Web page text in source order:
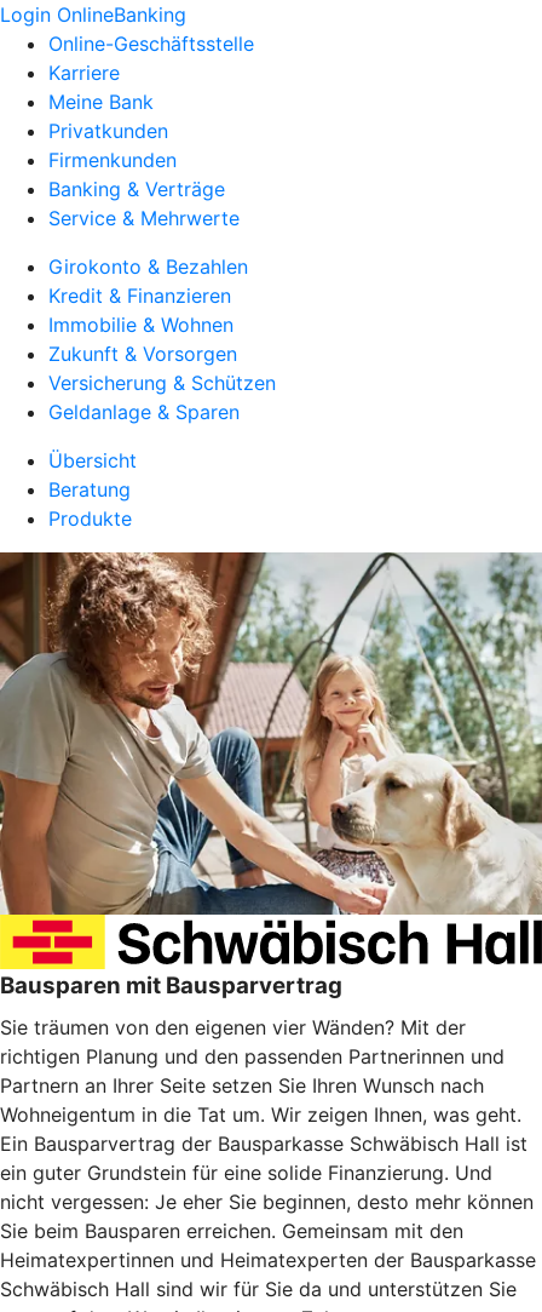
Login OnlineBanking
Online-Geschäftsstelle
Karriere
Meine Bank
Privatkunden
Firmenkunden
Banking & Verträge
Service & Mehrwerte
Girokonto & Bezahlen
Kredit & Finanzieren
Immobilie & Wohnen
Zukunft & Vorsorgen
Versicherung & Schützen
Geldanlage & Sparen
Übersicht
Beratung
Produkte
Bausparen mit Bausparvertrag
Sie träumen von den eigenen vier Wänden? Mit der
richtigen Planung und den passenden Partnerinnen und
Partnern an Ihrer Seite setzen Sie Ihren Wunsch nach
Wohneigentum in die Tat um. Wir zeigen Ihnen, was geht.
Ein Bausparvertrag der Bausparkasse Schwäbisch Hall ist
ein guter Grundstein für eine solide Finanzierung. Und
nicht vergessen: Je eher Sie beginnen, desto mehr können
Sie beim Bausparen erreichen. Gemeinsam mit den
Heimatexpertinnen und Heimatexperten der Bausparkasse
Schwäbisch Hall sind wir für Sie da und unterstützen Sie